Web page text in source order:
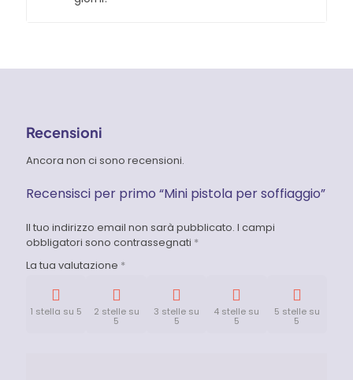
Recensioni
Ancora non ci sono recensioni.
Recensisci per primo “Mini pistola per soffiaggio”
Il tuo indirizzo email non sarà pubblicato. I campi
obbligatori sono contrassegnati *
La tua valutazione *
1 stella su 5 2 stelle su
5
3 stelle su
5
4 stelle su
5
5 stelle su
5